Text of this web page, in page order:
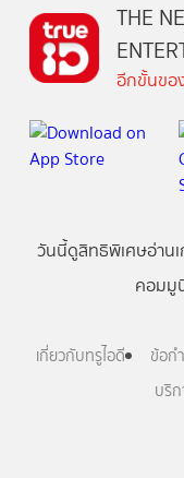
THE
อีกขั้นขอ
วันนี้ดูสิทธิพิเศษอ่าน
คอมมู
เกี่ยวกับทรูไอดี ข้อก
บริก